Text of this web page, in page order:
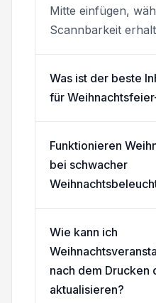
Mitte einfügen,
Scannbarkeit
Was ist der beste
für
Funktionieren
bei schwacher
Wie kann ich
nach dem Drucken
aktualisieren?